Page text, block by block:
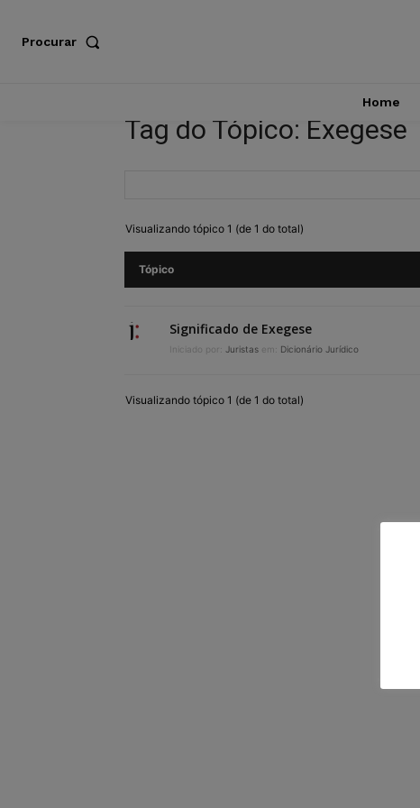
Procurar
Home
Tag do Tópico: Exegese
Visualizando tópico 1 (de 1 do total)
Tópico
Significado de Exegese
Iniciado por: Juristas em: Dicionário Jurídico
Visualizando tópico 1 (de 1 do total)